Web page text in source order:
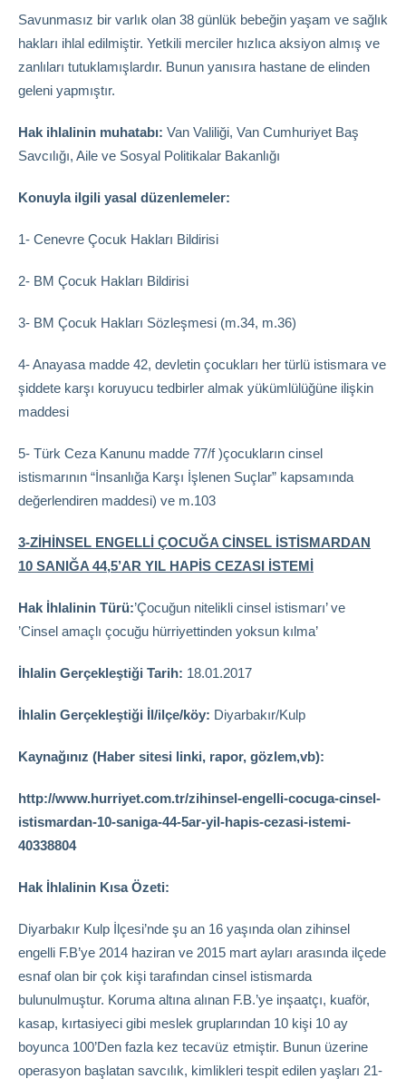
Savunmasız bir varlık olan 38 günlük bebeğin yaşam ve sağlık
hakları ihlal edilmiştir. Yetkili merciler hızlıca aksiyon almış ve
zanlıları tutuklamışlardır. Bunun yanısıra hastane de elinden
geleni yapmıştır.
Hak ihlalinin muhatabı: Van Valiliği, Van Cumhuriyet Baş
Savcılığı, Aile ve Sosyal Politikalar Bakanlığı
Konuyla ilgili yasal düzenlemeler:
1- Cenevre Çocuk Hakları Bildirisi
2- BM Çocuk Hakları Bildirisi
3- BM Çocuk Hakları Sözleşmesi (m.34, m.36)
4- Anayasa madde 42, devletin çocukları her türlü istismara ve
şiddete karşı koruyucu tedbirler almak yükümlülüğüne ilişkin
maddesi
5- Türk Ceza Kanunu madde 77/f )çocukların cinsel
istismarının “İnsanlığa Karşı İşlenen Suçlar” kapsamında
değerlendiren maddesi) ve m.103
3-ZİHİNSEL ENGELLİ ÇOCUĞA CİNSEL İSTİSMARDAN
10 SANIĞA 44,5’AR YIL HAPİS CEZASI İSTEMİ
Hak İhlalinin Türü:’Çocuğun nitelikli cinsel istismarı’ ve
’Cinsel amaçlı çocuğu hürriyettinden yoksun kılma’
İhlalin Gerçekleştiği Tarih: 18.01.2017
İhlalin Gerçekleştiği İl/ilçe/köy: Diyarbakır/Kulp
Kaynağınız (Haber sitesi linki, rapor, gözlem,vb):
http://www.hurriyet.com.tr/zihinsel-engelli-cocuga-cinsel-
istismardan-10-saniga-44-5ar-yil-hapis-cezasi-istemi-
40338804
Hak İhlalinin Kısa Özeti:
Diyarbakır Kulp İlçesi’nde şu an 16 yaşında olan zihinsel
engelli F.B’ye 2014 haziran ve 2015 mart ayları arasında ilçede
esnaf olan bir çok kişi tarafından cinsel istismarda
bulunulmuştur. Koruma altına alınan F.B.’ye inşaatçı, kuaför,
kasap, kırtasiyeci gibi meslek gruplarından 10 kişi 10 ay
boyunca 100’Den fazla kez tecavüz etmiştir. Bunun üzerine
operasyon başlatan savcılık, kimlikleri tespit edilen yaşları 21-